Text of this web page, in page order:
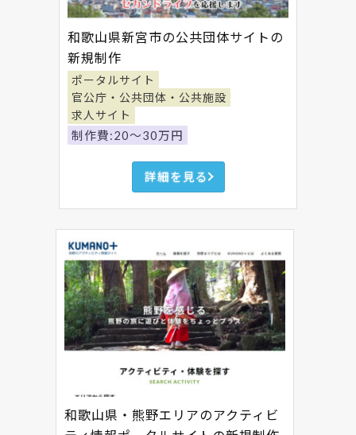
和歌山県新宮市の公共団体サイトの
新規制作
ポータルサイト
官公庁・公共団体・公共施設
求人サイト
制作費:20～30万円
詳細を見る
和歌山県・熊野エリアのアクティビ